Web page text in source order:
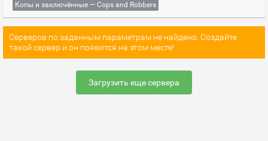
Копы и заключённые — Cops and Robbers
Серверов по заданным параметрам не найдено. Создайте
такой сервер и он появится на этом месте!
Загрузить еще сервера